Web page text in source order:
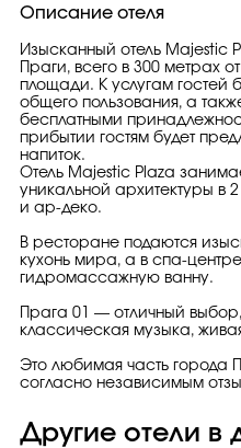
Описание отеля
Изысканный отель Majestic
Праги, всего в 300 метрах
площади. К услугам гостей
общего пользования, а
бесплатными
прибытии гостям будет
напиток.
Отель Majestic Plaza
уникальной архитектуры в
и ар-деко.
В ресторане подаются
кухонь мира, а в спа-центре
гидромассажную ванну.
Прага 01 — отличный
классическая музыка,
Это любимая часть города
согласно независимым
Другие отели в